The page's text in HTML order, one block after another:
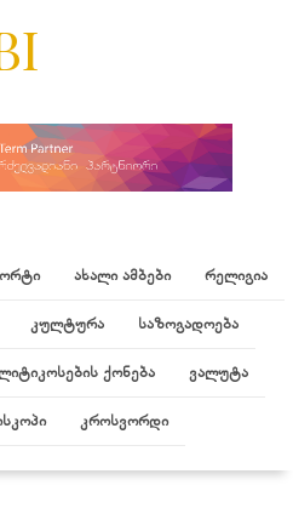
ახალი ამბები რელიგია
კულტურა საზოგადოება
ქონება ვალუტა
კროსვორდი